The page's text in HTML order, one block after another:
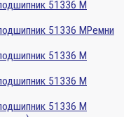
Ремни